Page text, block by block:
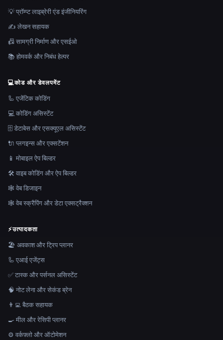
💡 प्रॉम्प्ट लाइब्रेरी एंड इंजीनियरिंग
✍️ लेखन सहायक
📠 सामग्री निर्माण और एसईओ
📚 होमवर्क और निबंध हेल्पर
💻कोड और डेवलपमेंट
🦾 एजेंटिक कोडिंग
💻 कोडिंग असिस्टेंट
🗄️ डेटाबेस और एसक्यूएल असिस्टेंट
🔌 प्लगइन्स और एक्सटेंशन
📱 मोबाइल ऐप बिल्डर
🛠️ वाइब कोडिंग और ऐप बिल्डर
🕸 वेब डिजाइन
🕸️ वेब स्क्रैपिंग और डेटा एक्सट्रैक्शन
⚡उत्पादकता
🏖 अवकाश और ट्रिप प्लानर
🦾 एआई एजेंट्स
✅ टास्क और पर्सनल असिस्टेंट
🧠 नोट लेना और सेकंड ब्रेन
👨‍💻 बैठक सहायक
🍳 मील और रेसिपी प्लानर
⚙️ वर्कफ़्लो और ऑटोमेशन